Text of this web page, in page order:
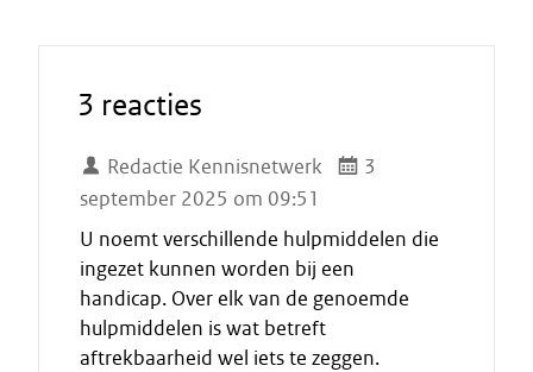
3 reacties
Redactie Kennisnetwerk
3
september 2025 om 09:51
U noemt verschillende hulpmiddelen die
ingezet kunnen worden bij een
handicap. Over elk van de genoemde
hulpmiddelen is wat betreft
aftrekbaarheid wel iets te zeggen.